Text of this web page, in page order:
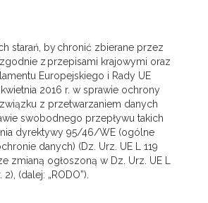
starań, by chronić zbierane przez
z przepisami krajowymi oraz
Europejskiego i Rady UE
2016 r. w sprawie ochrony
z przetwarzaniem danych
swobodnego przepływu takich
dyrektywy 95/46/WE (ogólne
danych) (Dz. Urz. UE L 119
zmianą ogłoszoną w Dz. Urz. UE L
(dalej: „RODO”).